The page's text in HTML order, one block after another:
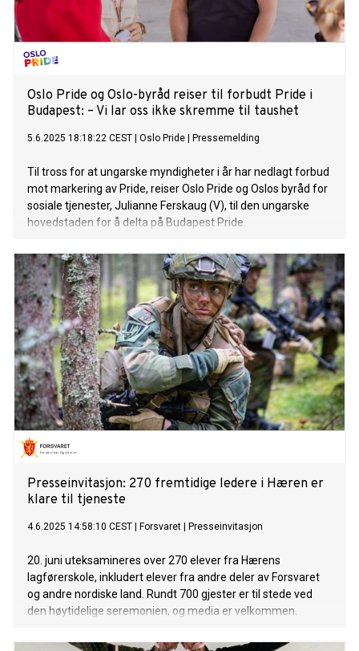
Oslo Pride og Oslo-byråd reiser til forbudt Pride i
Budapest: – Vi lar oss ikke skremme til taushet
5.6.2025 18:18:22 CEST Oslo Pride Pressemelding
Til tross for at ungarske myndigheter i år har nedlagt forbud
mot markering av Pride, reiser Oslo Pride og Oslos byråd for
sosiale tjenester, Julianne Ferskaug (V), til den ungarske
hovedstaden for å delta på Budapest Pride.
Presseinvitasjon: 270 fremtidige ledere i Hæren er
klare til tjeneste
4.6.2025 14:58:10 CEST Forsvaret Presseinvitasjon
20. juni uteksamineres over 270 elever fra Hærens
lagførerskole, inkludert elever fra andre deler av Forsvaret
og andre nordiske land. Rundt 700 gjester er til stede ved
den høytidelige seremonien, og media er velkommen.